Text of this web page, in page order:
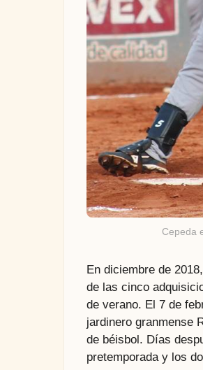
Cepeda
En diciembre de
de las cinco
de verano. El 7 de
jardinero granmense
de béisbol. Días
pretemporada y los